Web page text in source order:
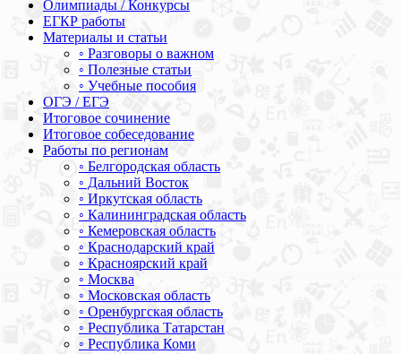
Олимпиады / Конкурсы
ЕГКР работы
Материалы и статьи
◦ Разговоры о важном
◦ Полезные статьи
◦ Учебные пособия
ОГЭ / ЕГЭ
Итоговое сочинение
Итоговое собеседование
Работы по регионам
◦ Белгородская область
◦ Дальний Восток
◦ Иркутская область
◦ Калининградская область
◦ Кемеровская область
◦ Краснодарский край
◦ Красноярский край
◦ Москва
◦ Московская область
◦ Оренбургская область
◦ Республика Татарстан
◦ Республика Коми